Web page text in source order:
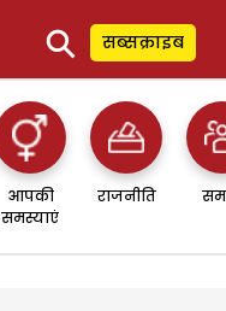
⚲ सब्सक्राइब
आपकी
समस्याएं
राजनीति